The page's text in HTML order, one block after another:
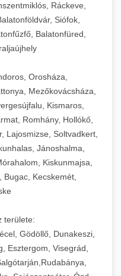
Ráckeve,
Siófok,
Balatonfüred,
Orosháza,
Mezőkovácsháza,
Kismaros,
Romhány, Hollókő,
Lajosmizse, Soltvadkert,
Jánoshalma,
Kiskunmajsa,
Kecskemét,
területe:
Gödöllő, Dunakeszi,
Esztergom, Visegrád,